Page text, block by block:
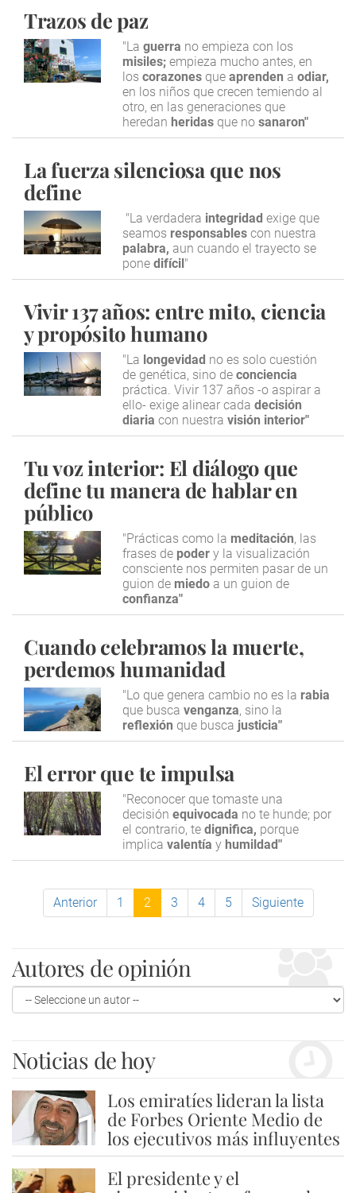
Trazos de paz
"Laguerra no empieza con los
misiles; empieza mucho antes, en
loscorazones queaprenden a odiar,
en los niños que crecen temiendo al
otro, en las generaciones que
heredan heridas que nosanaron"
La fuerza silenciosa que nos
define
"La verdadera integridad exige que
seamos responsables con nuestra
palabra,aun cuando el trayecto se
pone difícil"
Vivir 137 años: entre mito, ciencia
y propósito humano
"La longevidad no es solo cuestión
de genética, sino deconciencia
práctica. Vivir 137 años -o aspirar a
ello- exige alinear cada decisión
diariacon nuestravisión interior"
Tu voz interior: El diálogo que
define tu manera de hablar en
público
"Prácticas como la meditación, las
frases de podery la visualización
consciente nos permiten pasar de un
guion de miedo a un guion de
confianza"
Cuando celebramos la muerte,
perdemos humanidad
"Lo que genera cambio no es la rabia
que busca venganza, sino la
reflexión que busca justicia"
El error que te impulsa
"Reconocer que tomaste una
decisión equivocada no te hunde; por
el contrario, te dignifica, porque
implica valentía y humildad"
Anterior 1 2 3 4 5 Siguiente
Autores de opinión
Noticias de hoy
1
Los emiratíes lideran la lista
de Forbes Oriente Medio de
los ejecutivos más influyentes
El presidente y el